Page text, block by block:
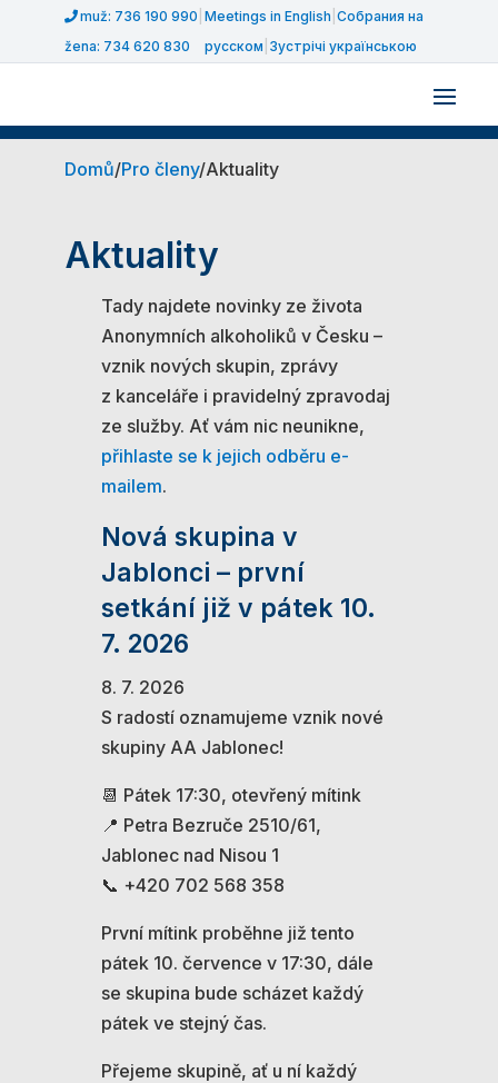
muž: 736 190 990
žena: 734 620 830
Meetings in English Собрания на
русском Зустрічі українською
Domů/Pro členy/Aktuality
Aktuality
Tady najdete novinky ze života
Anonymních alkoholiků v Česku –
vznik nových skupin, zprávy
z kanceláře i pravidelný zpravodaj
ze služby. Ať vám nic neunikne,
přihlaste se k jejich odběru e-
mailem.
Nová skupina v
Jablonci – první
setkání již v pátek 10.
7. 2026
8. 7. 2026
S radostí oznamujeme vznik nové
skupiny AA Jablonec!
📆 Pátek 17:30, otevřený mítink
📍 Petra Bezruče 2510/61,
Jablonec nad Nisou 1
📞 +420 702 568 358
První mítink proběhne již tento
pátek 10. července v 17:30, dále
se skupina bude scházet každý
pátek ve stejný čas.
Přejeme skupině, ať u ní každý